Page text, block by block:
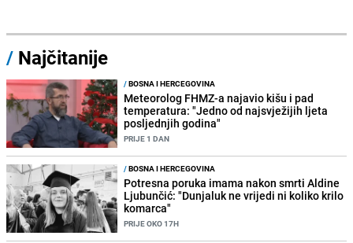
/ Najčitanije
/BOSNA I HERCEGOVINA
Meteorolog FHMZ-a najavio kišu i pad
temperatura: "Jedno od najsvježijih ljeta
posljednjih godina"
PRIJE 1 DAN
/BOSNA I HERCEGOVINA
Potresna poruka imama nakon smrti Aldine
Ljubunčić: "Dunjaluk ne vrijedi ni koliko krilo
komarca"
PRIJE OKO 17H